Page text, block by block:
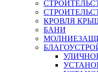
КРОВЛЯ
БАНИ